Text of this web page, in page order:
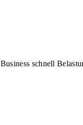
schnell